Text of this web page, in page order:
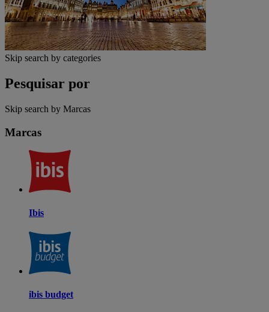
Skip search by categories
Pesquisar por
Skip search by Marcas
Marcas
Ibis
ibis budget